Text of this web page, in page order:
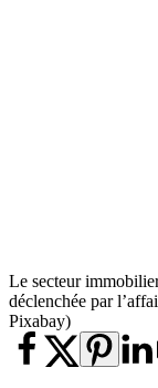
Le secteur
déclenchée par
Pixabay)